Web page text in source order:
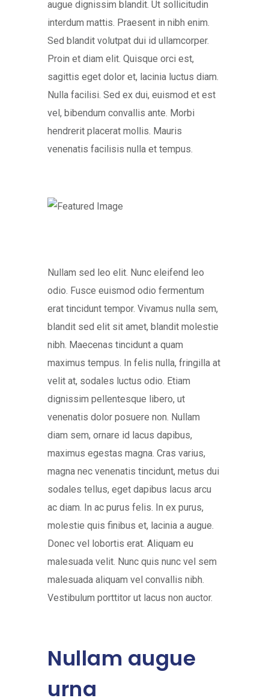
augue dignissim blandit. Ut sollicitudin
interdum mattis. Praesent in nibh enim.
Sed blandit volutpat dui id ullamcorper.
Proin et diam elit. Quisque orci est,
sagittis eget dolor et, lacinia luctus diam.
Nulla facilisi. Sed ex dui, euismod et est
vel, bibendum convallis ante. Morbi
hendrerit placerat mollis. Mauris
venenatis facilisis nulla et tempus.
Nullam sed leo elit. Nunc eleifend leo
odio. Fusce euismod odio fermentum
erat tincidunt tempor. Vivamus nulla sem,
blandit sed elit sit amet, blandit molestie
nibh. Maecenas tincidunt a quam
maximus tempus. In felis nulla, fringilla at
velit at, sodales luctus odio. Etiam
dignissim pellentesque libero, ut
venenatis dolor posuere non. Nullam
diam sem, ornare id lacus dapibus,
maximus egestas magna. Cras varius,
magna nec venenatis tincidunt, metus dui
sodales tellus, eget dapibus lacus arcu
ac diam. In ac purus felis. In ex purus,
molestie quis finibus et, lacinia a augue.
Donec vel lobortis erat. Aliquam eu
malesuada velit. Nunc quis nunc vel sem
malesuada aliquam vel convallis nibh.
Vestibulum porttitor ut lacus non auctor.
Nullam augue
urna